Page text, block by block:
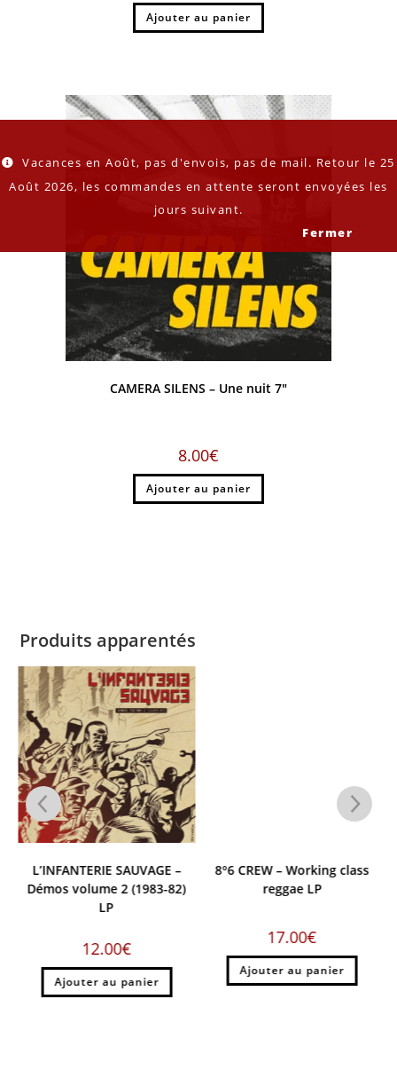
Vacances en Août, pas d'envois, pas de mail. Retour le 25
Août 2026, les commandes en attente seront envoyées les
jours suivant.
Fermer
Ajouter au panier
CAMERA SILENS – Une nuit 7″
8.00€
Ajouter au panier
Produits apparentés
L’INFANTERIE SAUVAGE –
Démos volume 2 (1983-82)
LP
12.00€
Ajouter au panier
8°6 CREW – Working class
reggae LP
17.00€
Ajouter au panier